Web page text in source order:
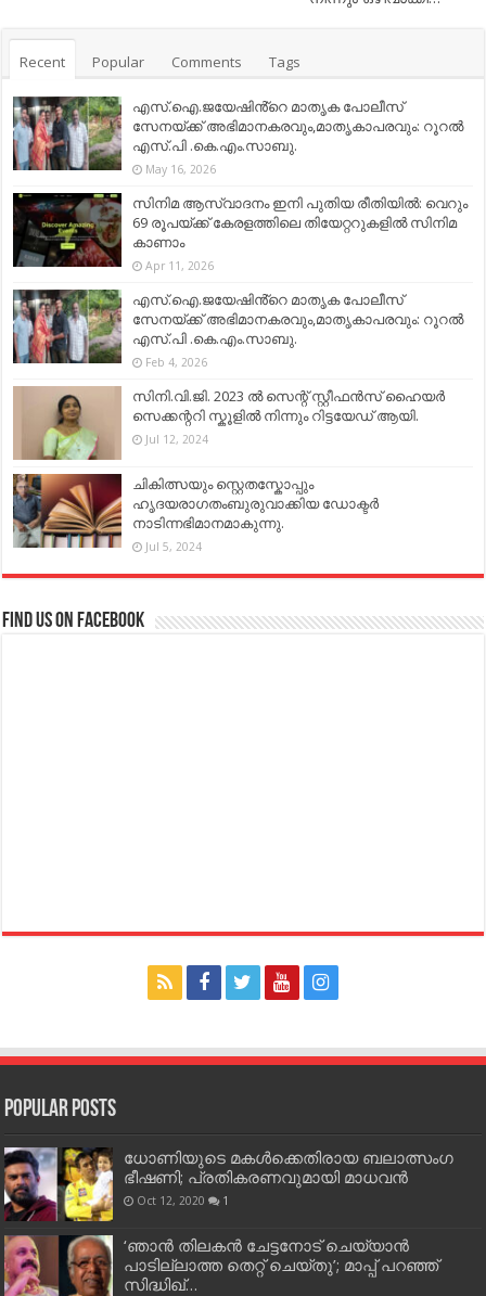
Recent Popular Comments Tags
എസ്.ഐ.ജയേഷിൻ്റെ മാതൃക പോലീസ്
സേനയ്ക്ക് അഭിമാനകരവും,മാതൃകാപരവും: റൂറൽ
എസ്.പി .കെ.എം.സാബു.
May 16, 2026
സിനിമ ആസ്വാദനം ഇനി പുതിയ രീതിയിൽ: വെറും
69 രൂപയ്ക്ക് കേരളത്തിലെ തിയേറ്ററുകളിൽ സിനിമ
കാണാം
Apr 11, 2026
എസ്.ഐ.ജയേഷിൻ്റെ മാതൃക പോലീസ്
സേനയ്ക്ക് അഭിമാനകരവും,മാതൃകാപരവും: റൂറൽ
എസ്.പി .കെ.എം.സാബു.
Feb 4, 2026
സിനി.വി.ജി. 2023 ൽ സെന്റ് സ്റ്റീഫൻസ് ഹൈയർ
സെക്കന്ററി സ്കൂളിൽ നിന്നും റിട്ടയേഡ് ആയി.
Jul 12, 2024
ചികിത്സയും സ്റ്റെതസ്കോപ്പും
ഹൃദയരാഗതംബുരുവാക്കിയ ഡോക്ടർ
നാടിന്നഭിമാനമാകുന്നു.
Jul 5, 2024
Find us on Facebook
Popular Posts
ധോണിയുടെ മകള്‍ക്കെതിരായ ബലാത്സംഗ
ഭീഷണി; പ്രതികരണവുമായി മാധവന്‍
Oct 12, 2020 1
‘ഞാന്‍ തിലകന്‍ ചേട്ടനോട് ചെയ്യാന്‍
പാടില്ലാത്ത തെറ്റ് ചെയ്തു’; മാപ്പ് പറഞ്ഞ്
സിദ്ധിഖ്…